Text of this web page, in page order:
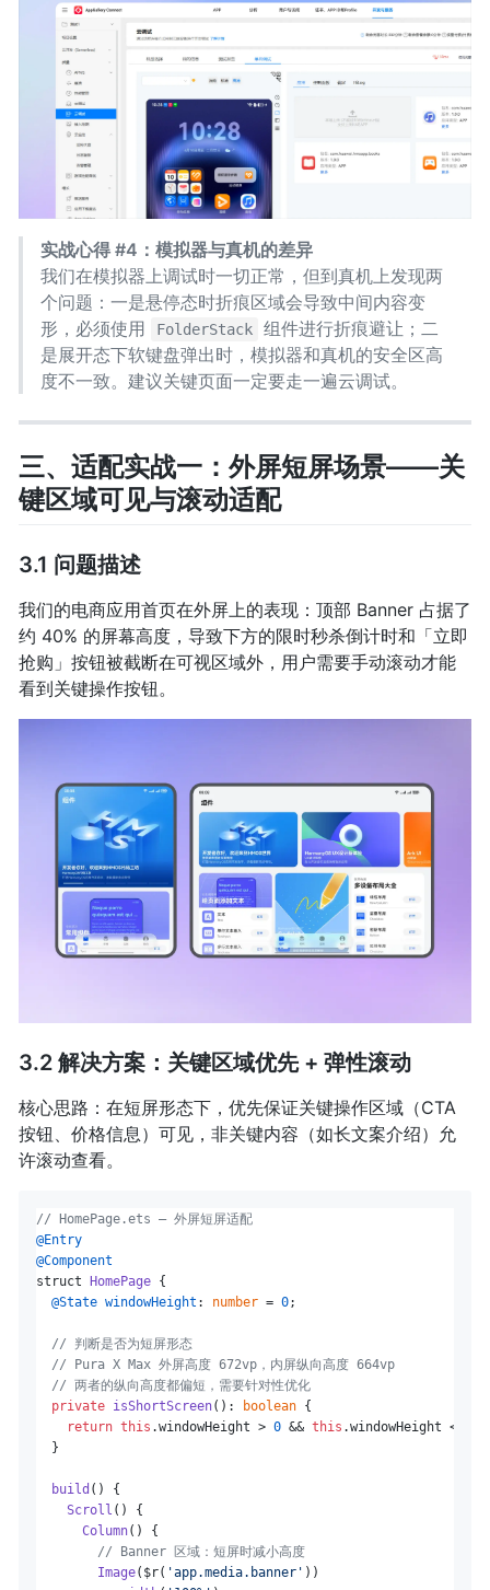
实战心得 #4：模拟器与真机的差异
我们在模拟器上调试时一切正常，但到真机上发现两
个问题：一是悬停态时折痕区域会导致中间内容变
形，必须使用
FolderStack
组件进行折痕避让；二
是展开态下软键盘弹出时，模拟器和真机的安全区高
度不一致。建议关键页面一定要走一遍云调试。
三、适配实战一：外屏短屏场景——关
键区域可见与滚动适配
3.1 问题描述
我们的电商应用首页在外屏上的表现：顶部 Banner 占据了
约 40% 的屏幕高度，导致下方的限时秒杀倒计时和「立即
抢购」按钮被截断在可视区域外，用户需要手动滚动才能
看到关键操作按钮。
3.2 解决方案：关键区域优先 + 弹性滚动
核心思路：在短屏形态下，优先保证关键操作区域（CTA
按钮、价格信息）可见，非关键内容（如长文案介绍）允
许滚动查看。
// HomePage.ets — 外屏短屏适配
@Entry
@Component
struct HomePage {
@State windowHeight : number = 0;
// 判断是否为短屏形态
// Pura X Max 外屏高度 672vp，内屏纵向高度 664vp
// 两者的纵向高度都偏短，需要针对性优化
private isShortScreen(): boolean {
return this .windowHeight > 0 && this .windowHeight <=
  }
build ( ) {
Scroll () {
Column() {
// Banner 区域：短屏时减小高度
Image($r( 'app.media.banner' ))